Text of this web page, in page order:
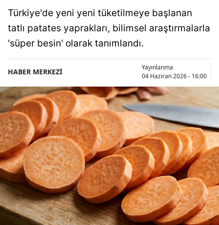
Türkiye'de yeni yeni tüketilmeye başlanan
tatlı patates yaprakları, bilimsel araştırmalarla
'süper besin' olarak tanımlandı.
HABER MERKEZİ
Yayınlanma
04 Haziran 2026 - 16:00